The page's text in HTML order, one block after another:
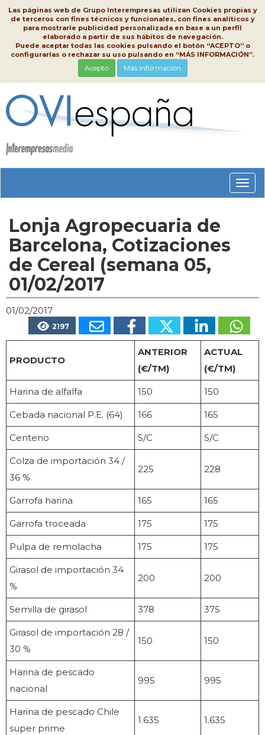
Las páginas web de Grupo Interempresas utilizan Cookies propias y
de terceros con fines técnicos y funcionales, con fines analíticos y
para mostrarle publicidad personalizada en base a un perfil
elaborado a partir de sus hábitos de navegación.
Puede aceptar todas las cookies pulsando el botón “ACEPTO” o
configurarlas o rechazar su uso pulsando en “MÁS INFORMACIÓN”.
Acepto Más información
Lonja Agropecuaria de
Barcelona, Cotizaciones
de Cereal (semana 05,
01/02/2017
01/02/2017
2197
PRODUCTO
ANTERIOR
(€/TM)
ACTUAL
(€/TM)
Harina de alfalfa 150 150
Cebada nacional P.E. (64) 166 165
Centeno S/C S/C
Colza de importación 34 /
36 %
225 228
Garrofa harina 165 165
Garrofa troceada 175 175
Pulpa de remolacha 175 175
Girasol de importación 34
%
200 200
Semilla de girasol 378 375
Girasol de importación 28 /
30 %
150 150
Harina de pescado
nacional
995 995
Harina de pescado Chile
super prime
1.635 1.635